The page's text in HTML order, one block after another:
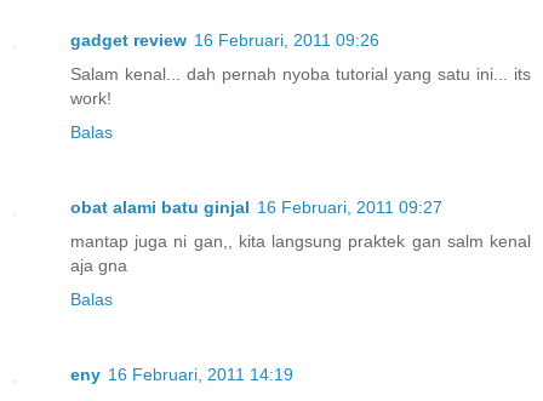
gadget review 16 Februari, 2011 09:26
Salam kenal... dah pernah nyoba tutorial yang satu ini... its
work!
Balas
obat alami batu ginjal 16 Februari, 2011 09:27
mantap juga ni gan,, kita langsung praktek gan salm kenal
aja gna
Balas
eny 16 Februari, 2011 14:19